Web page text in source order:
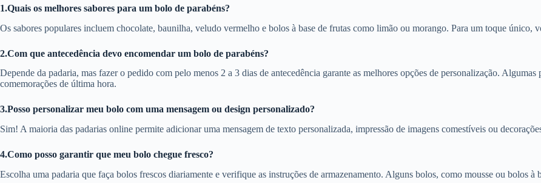
1.Quais os melhores sabores para um bolo de parabéns?
Os sabores populares incluem chocolate, baunilha, veludo vermelho e bolos à base de frutas como limão ou morango. Para um toque único,
2.Com que antecedência devo encomendar um bolo de parabéns?
Depende da padaria, mas fazer o pedido com pelo menos 2 a 3 dias de antecedência garante as melhores opções de personalização.
comemorações de última hora.
3.Posso personalizar meu bolo com uma mensagem ou design personalizado?
Sim! A maioria das padarias online permite adicionar uma mensagem de texto personalizada, impressão de imagens comestíveis ou
4.Como posso garantir que meu bolo chegue fresco?
Escolha uma padaria que faça bolos frescos diariamente e verifique as instruções de armazenamento. Alguns bolos, como mousse ou bolos à